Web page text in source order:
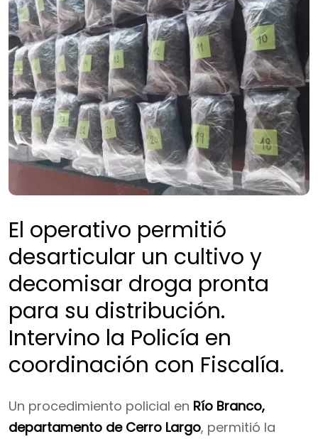
El operativo permitió
desarticular un cultivo y
decomisar droga pronta
para su distribución.
Intervino la Policía en
coordinación con Fiscalía.
Un procedimiento policial en Río Branco,
departamento de Cerro Largo, permitió la